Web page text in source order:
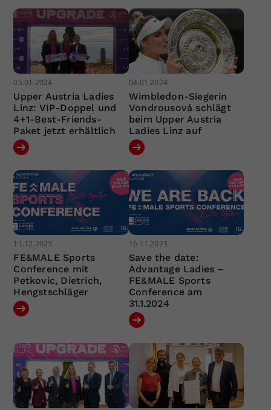
05.01.2024
Upper Austria Ladies
Linz: VIP-Doppel und
4+1-Best-Friends-
Paket jetzt erhältlich
04.01.2024
Wimbledon-Siegerin
Vondrousová schlägt
beim Upper Austria
Ladies Linz auf
11.12.2023
FE&MALE Sports
Conference mit
Petkovic, Dietrich,
Hengstschläger
16.11.2023
Save the date:
Advantage Ladies –
FE&MALE Sports
Conference am
31.1.2024